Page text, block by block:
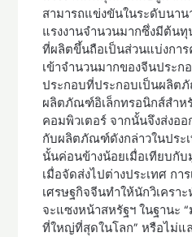
สามารถแข่งขันในระดับนา
แรงงานจำนวนมากซึ่งมีต้น
ที่ผลิตขึ้นถือเป็นส่วนแบ่งกา
เข้าจำนวนมากของจีนประ
ประกอบที่ประกอบเป็นผลิต
ผลิตภัณฑ์อิเล็กทรอนิกส์สำห
คอมพิวเตอร์ จากนั้นจึงส่งอ
กับผลิตภัณฑ์ดังกล่าวในประ
นั้นค่อนข้างน้อยเมื่อเทียบกั
เมื่อจัดส่งไปต่างประเทศ กา
เศรษฐกิจจีนทำให้นักวิเครา
จะแซงหน้าสหรัฐฯ ในฐานะ
ที่ใหญ่ที่สุดในโลก” หรือไม่แ